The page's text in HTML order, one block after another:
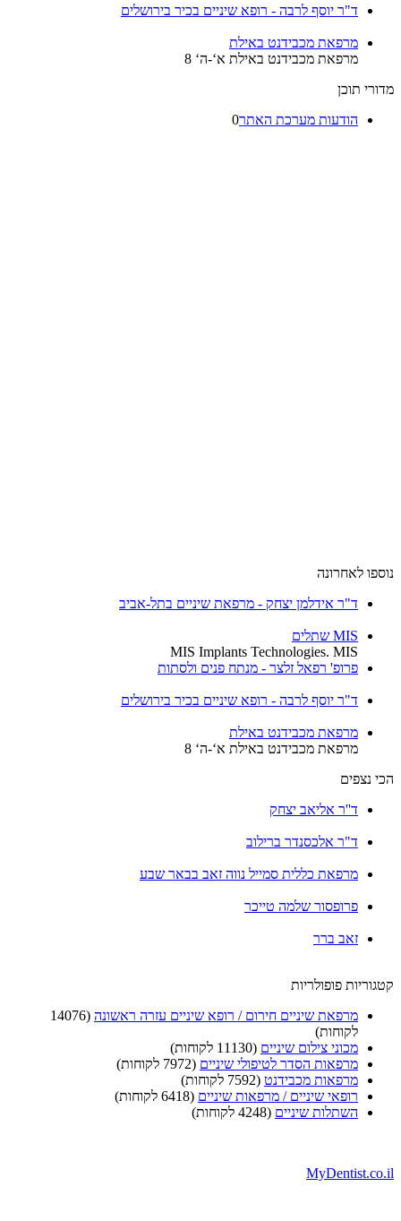
ד"ר יוסף לרבה - רופא שיניים בכיר בירושלים
מרפאת מכבידנט באילת
מרפאת מכבידנט באילת א‘-ה‘ 8
תוכן
הודעות מערכת האתר0
לאחרונה
ד"ר אידלמן יצחק - מרפאת שיניים בתל-אביב
MIS שתלים
MIS Implants Technologies. MIS
פרופ' רפאל זלצר - מנתח פנים ולסתות
ד"ר יוסף לרבה - רופא שיניים בכיר בירושלים
מרפאת מכבידנט באילת
מרפאת מכבידנט באילת א‘-ה‘ 8
נצפים
ד''ר אליאב יצחק
ד"ר אלכסנדר ברילוב
מרפאת כללית סמייל נווה זאב בבאר שבע
פרופסור שלמה טייכר
זאב ברר
פופולריות
מרפאת שיניים חירום / רופא שיניים עזרה ראשונה (14076
לקוחות)
מכוני צילום שיניים (11130 לקוחות)
מרפאות הסדר לטיפולי שיניים (7972 לקוחות)
מרפאות מכבידנט (7592 לקוחות)
רופאי שיניים / מרפאות שיניים (6418 לקוחות)
השתלות שיניים (4248 לקוחות)